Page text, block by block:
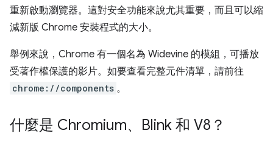
重新啟動瀏覽器。這對安全功能來說尤其重要，而且可以縮
減新版 Chrome 安裝程式的大小。
舉例來說，Chrome 有一個名為 Widevine 的模組，可播放
受著作權保護的影片。如要查看完整元件清單，請前往
chrome://components 。
什麼是 Chromium、Blink 和 V8？